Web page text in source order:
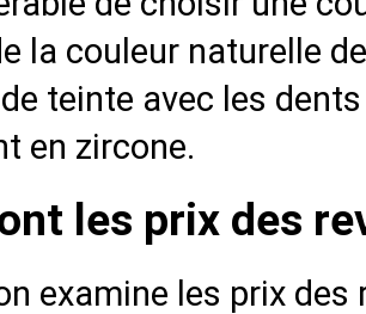
la couleur naturelle
teinte avec les
en zircone.
les prix des
examine les prix